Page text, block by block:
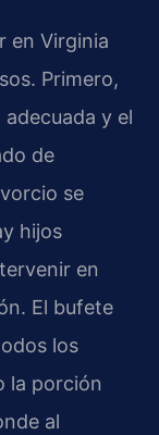
en Virginia
Primero,
y el
de
se
hijos
en
El bufete
los
la porción
al